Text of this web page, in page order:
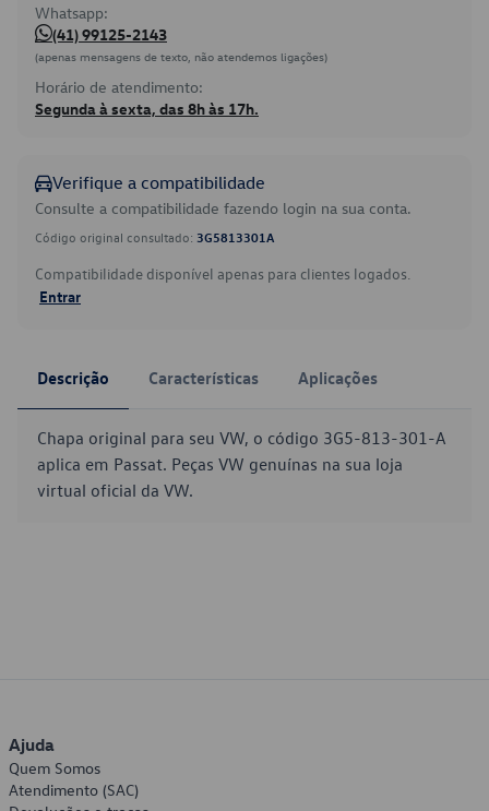
Whatsapp:
(41) 99125-2143
(apenas mensagens de texto, não atendemos ligações)
Horário de atendimento:
Segunda à sexta, das 8h às 17h.
Verifique a compatibilidade
Consulte a compatibilidade fazendo login na sua conta.
Código original consultado: 3G5813301A
Compatibilidade disponível apenas para clientes logados.
Entrar
Descrição Características Aplicações
Chapa original para seu VW, o código 3G5-813-301-A
aplica em Passat. Peças VW genuínas na sua loja
virtual oficial da VW.
Ajuda
Quem Somos
Atendimento (SAC)